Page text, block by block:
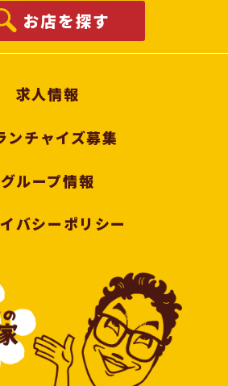
お店を探す
求人情報
ンチャイズ募集
グループ情報
バシーポリシー